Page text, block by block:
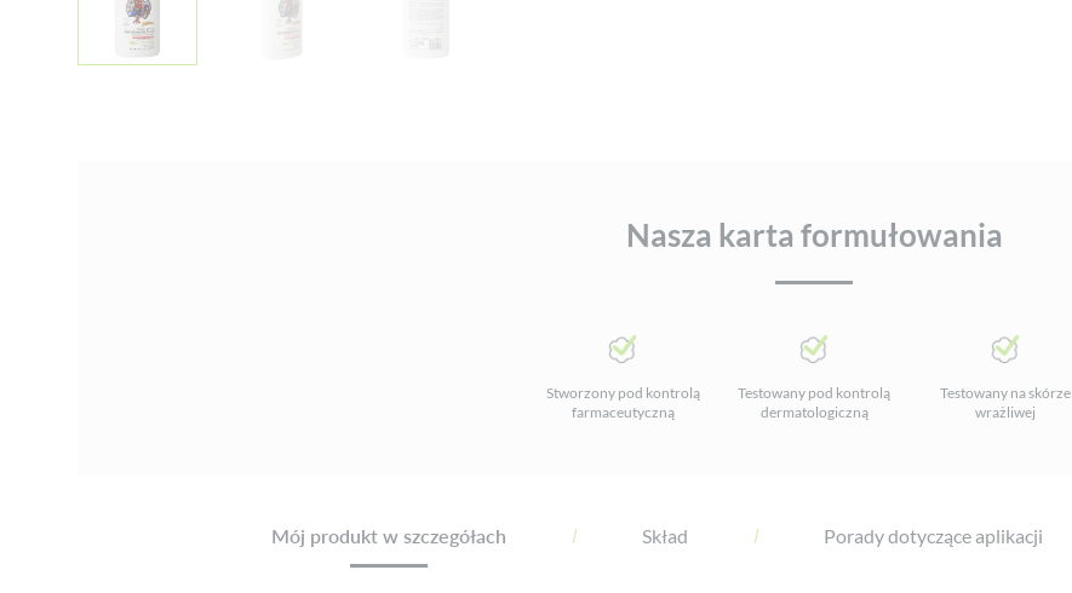
Nasza karta formułowania
Stworzony pod kontrolą
farmaceutyczną
Testowany pod kontrolą
dermatologiczną
Testowany na skórze
wrażliwej
Mój produkt w szczegółach Skład Porady dotyczące aplikacji